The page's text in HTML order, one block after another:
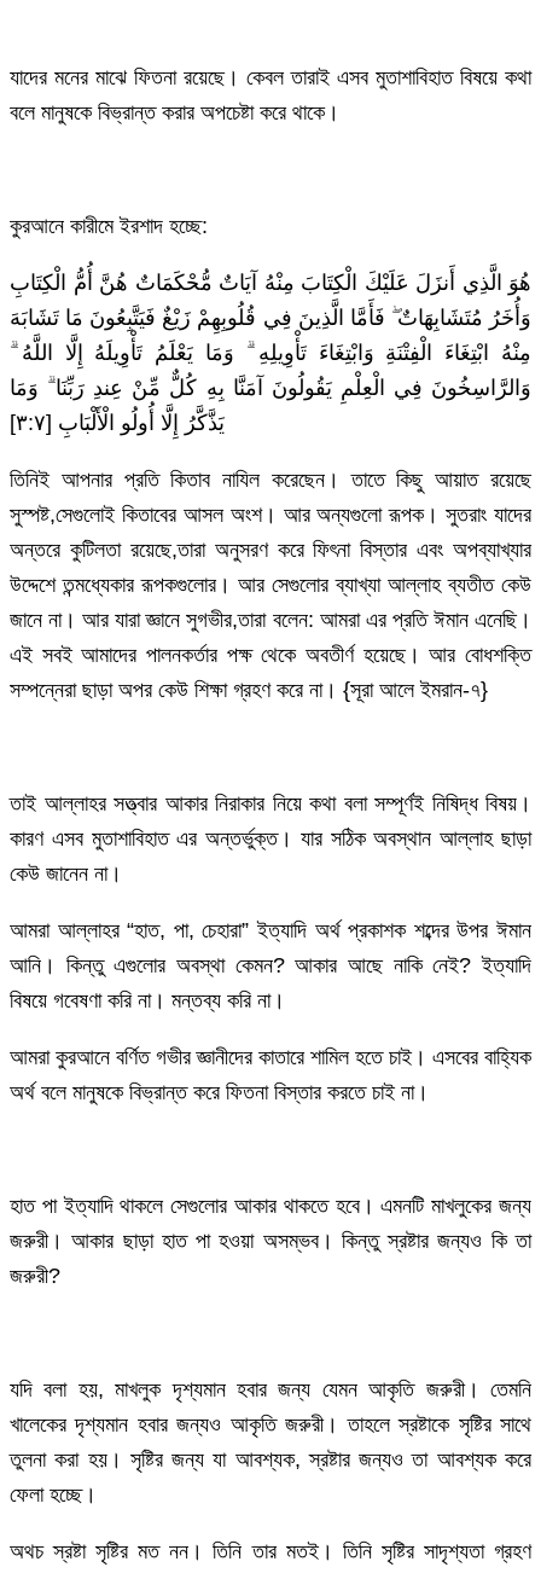
যাদের মনের মাঝে ফিতনা রয়েছে। কেবল তারাই এসব মুতাশাবিহাত বিষয়ে কথা
বলে মানুষকে বিভ্রান্ত করার অপচেষ্টা করে থাকে।
কুরআনে কারীমে ইরশাদ হচ্ছে:
هُوَ الَّذِي أَنزَلَ عَلَيْكَ الْكِتَابَ مِنْهُ آيَاتٌ مُّحْكَمَاتٌ هُنَّ أُمُّ الْكِتَابِ
وَأُخَرُ مُتَشَابِهَاتٌ ۖ فَأَمَّا الَّذِينَ فِي قُلُوبِهِمْ زَيْغٌ فَيَتَّبِعُونَ مَا تَشَابَهَ
مِنْهُ ابْتِغَاءَ الْفِتْنَةِ وَابْتِغَاءَ تَأْوِيلِهِ ۗ وَمَا يَعْلَمُ تَأْوِيلَهُ إِلَّا اللَّهُ ۗ
وَالرَّاسِخُونَ فِي الْعِلْمِ يَقُولُونَ آمَنَّا بِهِ كُلٌّ مِّنْ عِندِ رَبِّنَا ۗ وَمَا
يَذَّكَّرُ إِلَّا أُولُو الْأَلْبَابِ [٣:٧]
তিনিই আপনার প্রতি কিতাব নাযিল করেছেন। তাতে কিছু আয়াত রয়েছে
সুস্পষ্ট,সেগুলোই কিতাবের আসল অংশ। আর অন্যগুলো রূপক। সুতরাং যাদের
অন্তরে কুটিলতা রয়েছে,তারা অনুসরণ করে ফিৎনা বিস্তার এবং অপব্যাখ্যার
উদ্দেশে তন্মধ্যেকার রূপকগুলোর। আর সেগুলোর ব্যাখ্যা আল্লাহ ব্যতীত কেউ
জানে না। আর যারা জ্ঞানে সুগভীর,তারা বলেন: আমরা এর প্রতি ঈমান এনেছি।
এই সবই আমাদের পালনকর্তার পক্ষ থেকে অবতীর্ণ হয়েছে। আর বোধশক্তি
সম্পন্নেরা ছাড়া অপর কেউ শিক্ষা গ্রহণ করে না। {সূরা আলে ইমরান-৭}
তাই আল্লাহর সত্ত্বার আকার নিরাকার নিয়ে কথা বলা সম্পূর্ণই নিষিদ্ধ বিষয়।
কারণ এসব মুতাশাবিহাত এর অন্তর্ভুক্ত। যার সঠিক অবস্থান আল্লাহ ছাড়া
কেউ জানেন না।
আমরা আল্লাহর “হাত, পা, চেহারা” ইত্যাদি অর্থ প্রকাশক শব্দের উপর ঈমান
আনি। কিন্তু এগুলোর অবস্থা কেমন? আকার আছে নাকি নেই? ইত্যাদি
বিষয়ে গবেষণা করি না। মন্তব্য করি না।
আমরা কুরআনে বর্ণিত গভীর জ্ঞানীদের কাতারে শামিল হতে চাই। এসবের বাহ্যিক
অর্থ বলে মানুষকে বিভ্রান্ত করে ফিতনা বিস্তার করতে চাই না।
হাত পা ইত্যাদি থাকলে সেগুলোর আকার থাকতে হবে। এমনটি মাখলুকের জন্য
জরুরী। আকার ছাড়া হাত পা হওয়া অসম্ভব। কিন্তু স্রষ্টার জন্যও কি তা
জরুরী?
যদি বলা হয়, মাখলুক দৃশ্যমান হবার জন্য যেমন আকৃতি জরুরী। তেমনি
খালেকের দৃশ্যমান হবার জন্যও আকৃতি জরুরী। তাহলে স্রষ্টাকে সৃষ্টির সাথে
তুলনা করা হয়। সৃষ্টির জন্য যা আবশ্যক, স্রষ্টার জন্যও তা আবশ্যক করে
ফেলা হচ্ছে।
অথচ স্রষ্টা সৃষ্টির মত নন। তিনি তার মতই। তিনি সৃষ্টির সাদৃশ্যতা গ্রহণ